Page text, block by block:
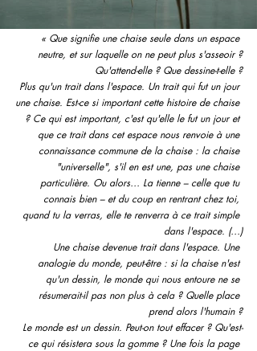
« Que signifie une chaise seule dans un espace
neutre, et sur laquelle on ne peut plus s'asseoir ?
Qu'attend-elle ? Que dessine-t-elle ?
une chaise. Est-ce si important cette histoire de chaise
? Ce qui est important, c'est qu'elle le fut un jour et
que ce trait dans cet espace nous renvoie à une
connaissance commune de la chaise : la chaise
"universelle", s'il en est une, pas une chaise
particulière. Ou alors… La tienne – celle que tu
connais bien – et du coup en rentrant chez toi,
quand tu la verras, elle te renverra à ce trait simple
dans l'espace. (…)
Une chaise devenue trait dans l'espace. Une
analogie du monde, peut-être : si la chaise n'est
qu'un dessin, le monde qui nous entoure ne se
résumerait-il pas non plus à cela ? Quelle place
prend alors l'humain ?
ce qui résistera sous la gomme ? Une fois la page